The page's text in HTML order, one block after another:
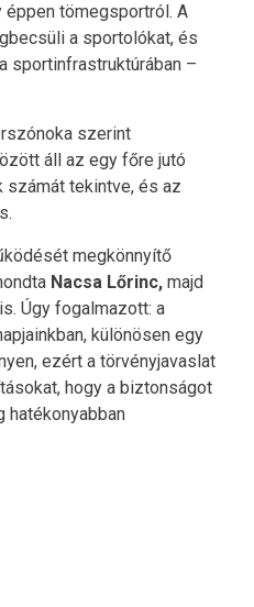
tömegsportról. A
a sportolókat, és
sportinfrastruktúrában –
szerint
áll az egy főre jutó
számát tekintve, és az
megkönnyítő
Nacsa Lőrinc, majd
Úgy fogalmazott: a
különösen egy
ezért a törvényjavaslat
hogy a biztonságot
hatékonyabban